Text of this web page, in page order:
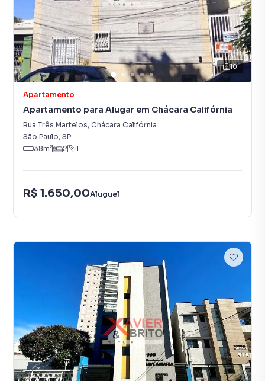
10
Apartamento
Apartamento para Alugar em Chácara Califórnia
Rua Três Martelos, Chácara Califórnia
São Paulo, SP
38m² 2 1
R$ 1.650,00Aluguel